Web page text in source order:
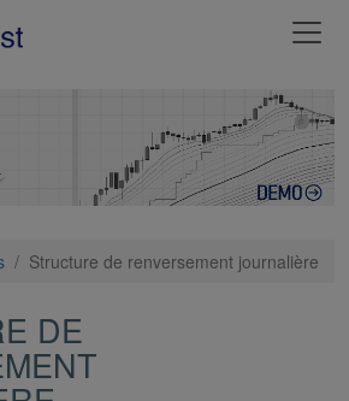
/ Structure de renversement journalière
DE